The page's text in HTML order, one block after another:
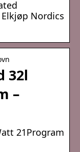
Nordics
32l
–
21Program